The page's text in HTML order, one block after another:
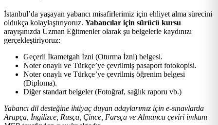
İstanbul’da yaşayan yabancı misafirlerimiz için ehliyet alma sürecini
oldukça kolaylaştırıyoruz. Yabancılar için sürücü kursu
arayışınızda Uzman Eğitmenler olarak şu belgelerle kaydınızı
gerçekleştiriyoruz:
Geçerli İkametgah İzni (Oturma İzni) belgesi.
Noter onaylı ve Türkçe’ye çevrilmiş pasaport fotokopisi.
Noter onaylı ve Türkçe’ye çevrilmiş öğrenim belgesi
(Diploma).
Diğer standart belgeler (Fotoğraf, sağlık raporu vb.)
Yabancı dil desteğine ihtiyaç duyan adaylarımız için e-sınavlarda
Arapça, İngilizce, Rusça, Çince, Farsça ve Almanca çeviri imkanı